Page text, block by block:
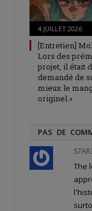
4 JUILLET 2026
[Entretien]
Lors des
projet, il était
demandé de
mieux le
originel.»
PAS DE
The